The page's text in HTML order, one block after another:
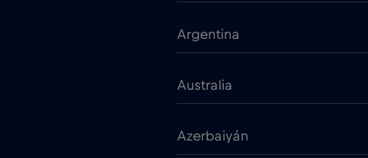
Argentina
Australia
Azerbaiyán